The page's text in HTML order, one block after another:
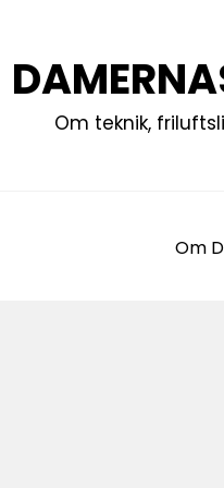
Om teknik,
Om